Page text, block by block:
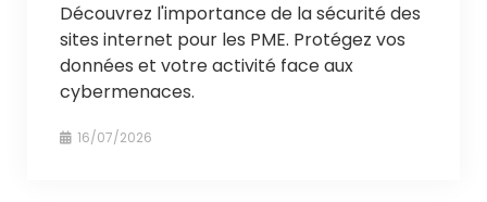
Découvrez l'importance de la sécurité des
sites internet pour les PME. Protégez vos
données et votre activité face aux
cybermenaces.
16/07/2026